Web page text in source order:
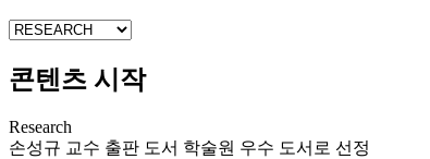
콘텐츠 시작
Research
손성규 교수 출판 도서 학술원 우수 도서로 선정